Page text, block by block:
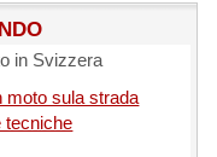
in Svizzera
moto sula strada
tecniche